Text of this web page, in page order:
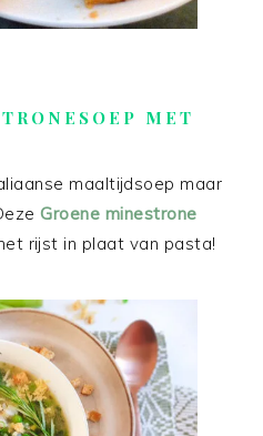
MET
maaltijdsoep maar
Groene minestrone
rijst in plaat van pasta!